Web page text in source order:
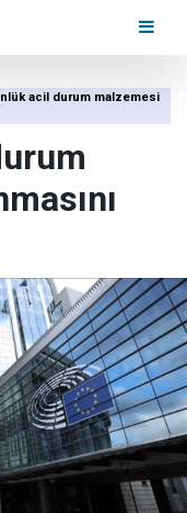
acil durum malzemesi